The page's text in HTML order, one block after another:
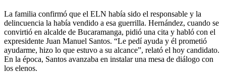
La familia confirmó que el ELN había sido el responsable y la
delincuencia la había vendido a esa guerrilla. Hernández, cuando se
convirtió en alcalde de Bucaramanga, pidió una cita y habló con el
expresidente Juan Manuel Santos. “Le pedí ayuda y él prometió
ayudarme, hizo lo que estuvo a su alcance”, relató el hoy candidato.
En la época, Santos avanzaba en instalar una mesa de diálogo con
los elenos.